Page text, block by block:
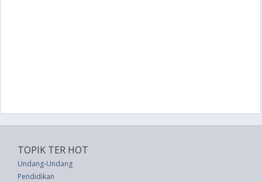
TOPIK TER HOT
Undang-Undang
Pendidikan